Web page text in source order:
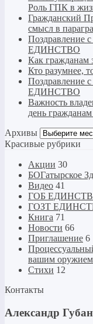
Роль ГПК в
Гражданский
смысл в
Поздравление
ЕДИНСТВО
Как гражданам
Кто разумнее,
Поздравление
ЕДИНСТВО
Важность
день
Архивы Архивы
Красивые рубрики
Акции 30
БОГатырское
Видео 41
ГОБ
ГОЗТ
Книга 71
Новости 66
Приглашение 6
вашим оружием
Стихи 12
Контакты
Александр